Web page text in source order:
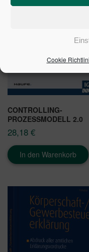
Cookie
CONTROLLING-
PROZESSMODELL 2.0
28,18 €
In den Warenkorb